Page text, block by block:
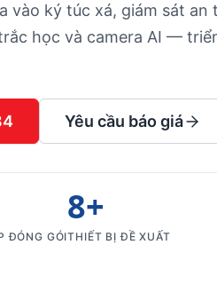
vào ký túc xá, giám sát an
học và camera AI —
Yêu cầu báo giá
ĐÓNG GÓI
8+
THIẾT BỊ ĐỀ XUẤT